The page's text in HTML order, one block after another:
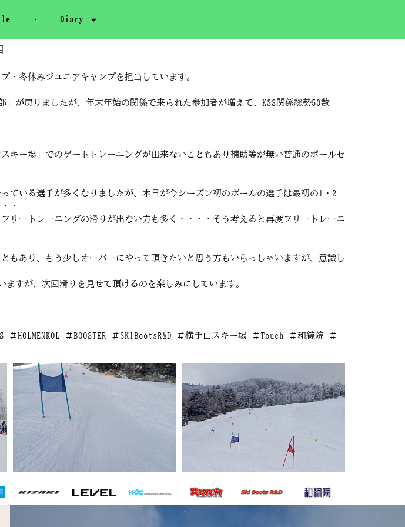
Diary
冬休みジュニアキャンプを担当しています。
が戻りましたが、年末年始の関係で来られた参加者が増えて、KSS関係総勢50数
ー場」でのゲートトレーニングが出来ないこともあり補助等が無い普通のポールセ
ている選手が多くなりましたが、本日が今シーズン初のポールの選手は最初の1・2
・
リートレーニングの滑りが出ない方も多く・・・・そう考えると再度フリートレーニ
もあり、もう少しオーバーにやって頂きたいと思う方もいらっしゃいますが、意識し
すが、次回滑りを見せて頂けるのを楽しみにしています。
＃BOOSTER ＃SKIBootsR&D ＃横手山スキー場 ＃Touch ＃和綜院 ＃